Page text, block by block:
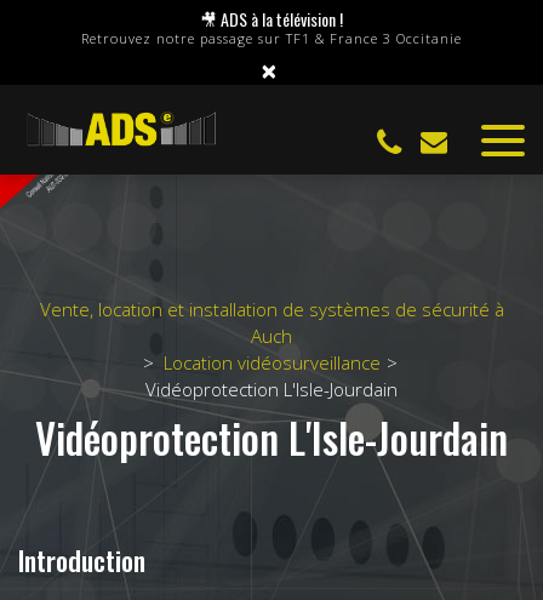
🎥 ADS à la télévision !
Retrouvez notre passage sur TF1 & France 3 Occitanie
×
Vente, location et installation de systèmes de sécurité à
Auch
Location vidéosurveillance
Vidéoprotection L'Isle-Jourdain
Vidéoprotection L'Isle-Jourdain
Introduction
Panneau de gestion des cookies